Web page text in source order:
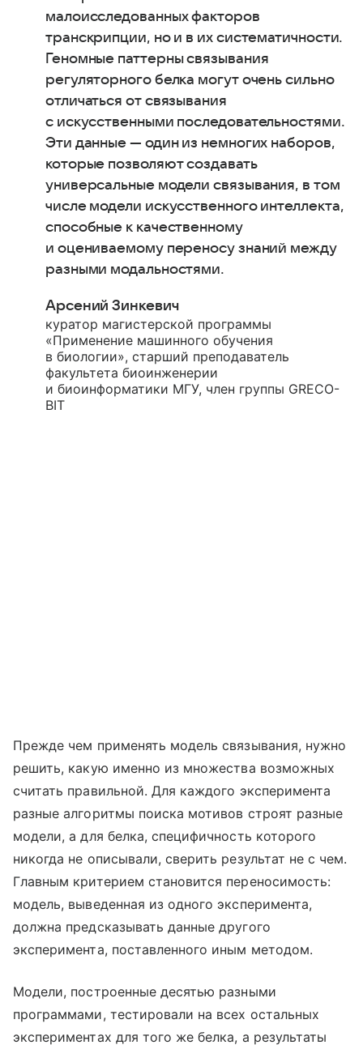
малоисследованных факторов
транскрипции, но и в их систематичности.
Геномные паттерны связывания
регуляторного белка могут очень сильно
отличаться от связывания
с искусственными последовательностями.
Эти данные — один из немногих наборов,
которые позволяют создавать
универсальные модели связывания, в том
числе модели искусственного интеллекта,
способные к качественному
и оцениваемому переносу знаний между
разными модальностями.
Арсений Зинкевич
куратор магистерской программы
«Применение машинного обучения
в биологии», старший преподаватель
факультета биоинженерии
и биоинформатики МГУ, член группы GRECO-
BIT
Прежде чем применять модель связывания, нужно
решить, какую именно из множества возможных
считать правильной. Для каждого эксперимента
разные алгоритмы поиска мотивов строят разные
модели, а для белка, специфичность которого
никогда не описывали, сверить результат не с чем.
Главным критерием становится переносимость:
модель, выведенная из одного эксперимента,
должна предсказывать данные другого
эксперимента, поставленного иным методом.
Модели, построенные десятью разными
программами, тестировали на всех остальных
экспериментах для того же белка, а результаты